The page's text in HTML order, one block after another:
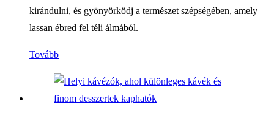
kirándulni, és gyönyörködj a természet szépségében, amely
lassan ébred fel téli álmából.
Tovább